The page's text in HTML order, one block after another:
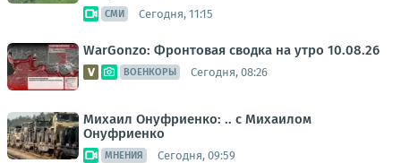
СМИ Сегодня, 11:15
WarGonzo: Фронтовая сводка на утро 10.08.26
ВОЕНКОРЫ Сегодня, 08:26
Михаил Онуфриенко: .. с Михаилом
Онуфриенко
МНЕНИЯ Сегодня, 09:59